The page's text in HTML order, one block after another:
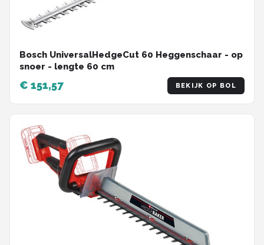
Bosch UniversalHedgeCut 60 Heggenschaar - op
snoer - lengte 60 cm
€ 151,57 BEKIJK OP BOL